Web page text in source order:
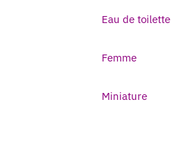
Eau de toilette
Femme
Miniature